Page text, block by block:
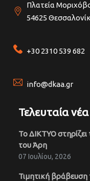
Πλατεία
54625
+30 2310 539 682
info@dkaa.gr
Τελευταία νέα
Το ΔΙΚΤΥΟ
του Άρη
07 Ιουλίου, 2026
Τιμητική